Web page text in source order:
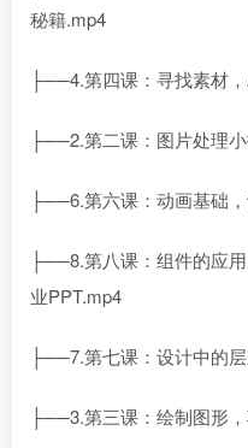
秘籍.mp4
├──4.第四课：寻找素材
├──2.第二课：图片处理
├──6.第六课：动画基础
├──8.第八课：组件的应
业PPT.mp4
├──7.第七课：设计中的
├──3.第三课：绘制图形